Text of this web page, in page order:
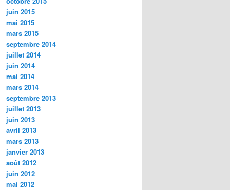
juin 2015
mai 2015
mars 2015
septembre 2014
juillet 2014
juin 2014
mai 2014
mars 2014
septembre 2013
juillet 2013
juin 2013
avril 2013
mars 2013
janvier 2013
août 2012
juin 2012
mai 2012